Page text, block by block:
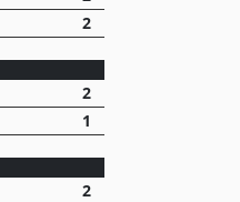
2
2
1
2